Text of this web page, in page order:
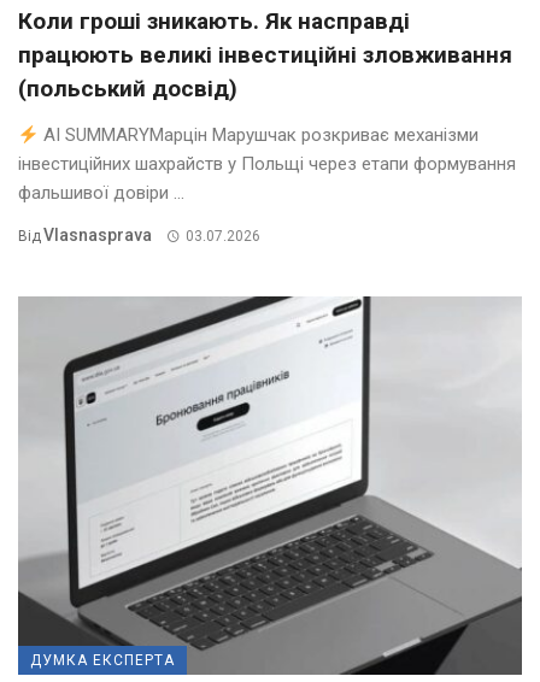
Коли гроші зникають. Як насправді
працюють великі інвестиційні зловживання
(польський досвід)
AI SUMMARYМарцін Марушчак розкриває механізми
інвестиційних шахрайств у Польщі через етапи формування
фальшивої довіри ...
ВідVlasnasprava 03.07.2026
ДУМКА ЕКСПЕРТА